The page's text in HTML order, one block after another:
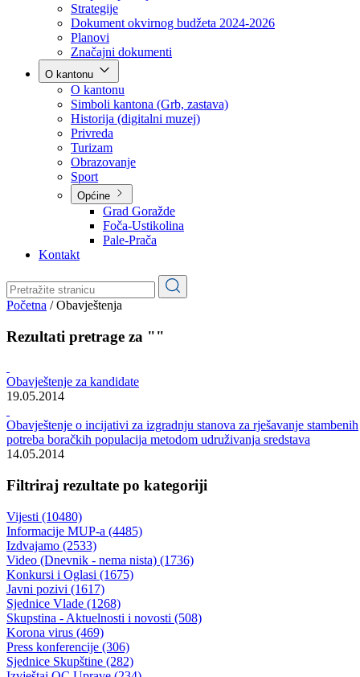
Poslovnik
Program rada Vlade
Ekspoze premijera
Strategije
Dokument okvirnog budžeta 2024-2026
Planovi
Značajni dokumenti
O kantonu
O kantonu
Simboli kantona (Grb, zastava)
Historija (digitalni muzej)
Privreda
Turizam
Obrazovanje
Općine
Pale-Prača
Kontakt
Obavještenja
Rezultati pretrage za ""